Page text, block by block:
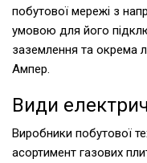
побутової мережі з
умовою для його
заземлення та окрема
Ампер.
Види
Виробники побутової
асортимент газових